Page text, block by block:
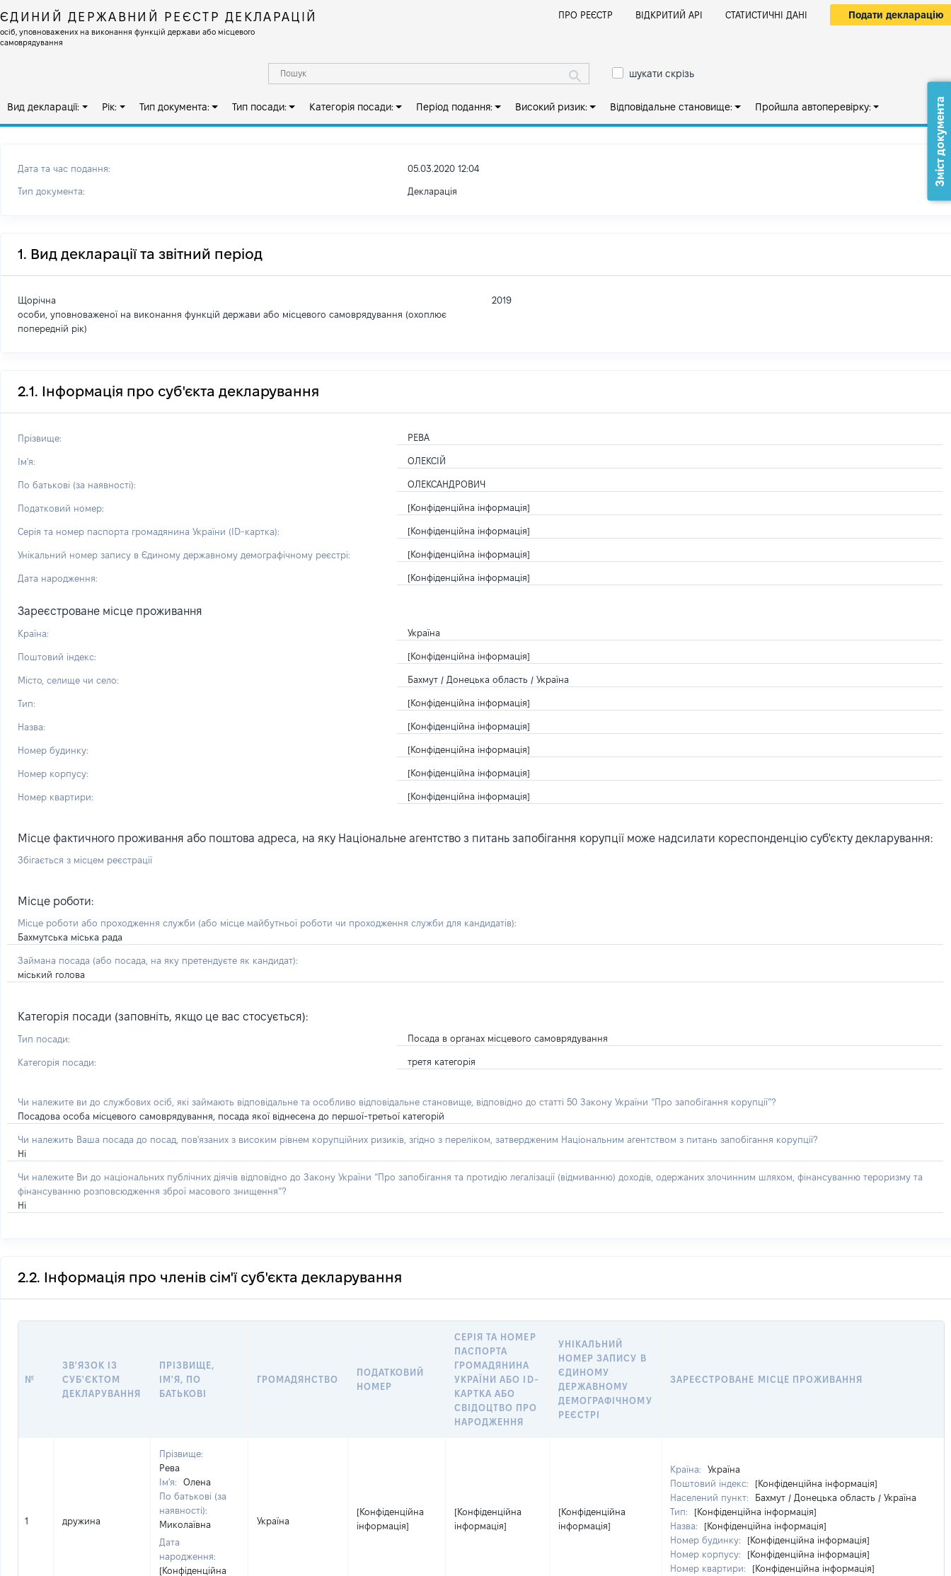
ЄДИНИЙ ДЕРЖАВНИЙ РЕЄСТР ДЕКЛАРАЦІЙ
осіб, уповноважених на виконання функцій держави або місцевого
самоврядування
ПРО РЕЄСТР ВІДКРИТИЙ АРІ СТАТИСТИЧНІ ДАНІ Подати декларацію
шукати скрізь
Вид декларації: Рік: Тип документа: Тип посади: Категорія посади: Період подання: Високий ризик: Відповідальне становище: Пройшла автоперевірку:
Дата та час подання: 05.03.2020 12:04
Тип документа: Декларація
1. Вид декларації та звітний період
Щорічна
особи, уповноваженої на виконання функцій держави або місцевого самоврядування (охоплює
попередній рік)
2019
2.1. Інформація про суб'єкта декларування
Прізвище: РЕВА
Ім'я: ОЛЕКСІЙ
По батькові (за наявності): ОЛЕКСАНДРОВИЧ
Податковий номер: [Конфіденційна інформація]
Серія та номер паспорта громадянина України (ID-картка): [Конфіденційна інформація]
Унікальний номер запису в Єдиному державному демографічному реєстрі: [Конфіденційна інформація]
Дата народження: [Конфіденційна інформація]
Зареєстроване місце проживання
Країна: Україна
Поштовий індекс: [Конфіденційна інформація]
Місто, селище чи село: Бахмут / Донецька область / Україна
Тип: [Конфіденційна інформація]
Назва: [Конфіденційна інформація]
Номер будинку: [Конфіденційна інформація]
Номер корпусу: [Конфіденційна інформація]
Номер квартири: [Конфіденційна інформація]
Місце фактичного проживання або поштова адреса, на яку Національне агентство з питань запобігання корупції може надсилати кореспонденцію суб'єкту декларування:
Збігається з місцем реєстрації
Місце роботи:
Місце роботи або проходження служби (або місце майбутньої роботи чи проходження служби для кандидатів):
Бахмутська міська рада
Займана посада (або посада, на яку претендуєте як кандидат):
міський голова
Категорія посади (заповніть, якщо це вас стосується):
Тип посади: Посада в органах місцевого самоврядування
Категорія посади: третя категорія
Чи належите ви до службових осіб, які займають відповідальне та особливо відповідальне становище, відповідно до статті 50 Закону України “Про запобігання корупції”?
Посадова особа місцевого самоврядування, посада якої віднесена до першої-третьої категорій
Чи належить Ваша посада до посад, пов'язаних з високим рівнем корупційних ризиків, згідно з переліком, затвердженим Національним агентством з питань запобігання корупції?
Ні
Чи належите Ви до національних публічних діячів відповідно до Закону України “Про запобігання та протидію легалізації (відмиванню) доходів, одержаних злочинним шляхом, фінансуванню тероризму та
фінансуванню розповсюдження зброї масового знищення”?
Ні
2.2. Інформація про членів сім'ї суб'єкта декларування
№
ЗВ'ЯЗОК ІЗ
СУБ'ЄКТОМ
ДЕКЛАРУВАННЯ
ПРІЗВИЩЕ,
ІМ'Я, ПО
БАТЬКОВІ
ГРОМАДЯНСТВО
ПОДАТКОВИЙ
НОМЕР
СЕРІЯ ТА НОМЕР
ПАСПОРТА
ГРОМАДЯНИНА
УКРАЇНИ АБО ID-
КАРТКА АБО
СВІДОЦТВО ПРО
НАРОДЖЕННЯ
УНІКАЛЬНИЙ
НОМЕР ЗАПИСУ В
ЄДИНОМУ
ДЕРЖАВНОМУ
ДЕМОГРАФІЧНОМУ
РЕЄСТРІ
ЗАРЕЄСТРОВАНЕ МІСЦЕ ПРОЖИВАННЯ
1 дружина
Прізвище:
Рева
Ім'я:
Олена
По батькові (за
наявності):
Миколаївна
Дата
народження:
[Конфіденційна
Україна
[Конфіденційна
інформація]
[Конфіденційна
інформація]
[Конфіденційна
інформація]
Країна:
Україна
Поштовий індекс:
[Конфіденційна інформація]
Населений пункт:
Бахмут / Донецька область / Україна
Тип:
[Конфіденційна інформація]
Назва:
[Конфіденційна інформація]
Номер будинку:
[Конфіденційна інформація]
Номер корпусу:
[Конфіденційна інформація]
Номер квартири:
[Конфіденційна інформація]
Зміст документа